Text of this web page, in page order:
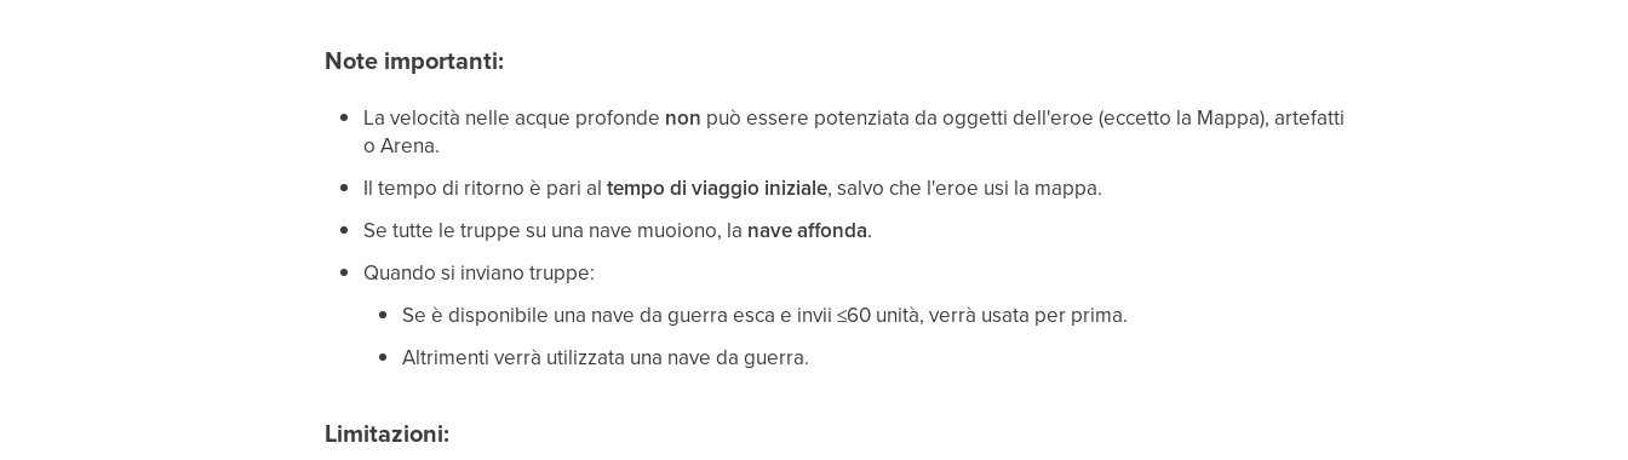
Note importanti:
La velocità nelle acque profonde non può essere potenziata da oggetti dell'eroe (eccetto la Mappa), artefatti
o Arena.
Il tempo di ritorno è pari altempo di viaggio iniziale, salvo che l'eroe usi la mappa.
Se tutte le truppe su una nave muoiono, la nave affonda.
Quando si inviano truppe:
Se è disponibile una nave da guerra esca e invii ≤60 unità, verrà usata per prima.
Altrimenti verrà utilizzata una nave da guerra.
Limitazioni: